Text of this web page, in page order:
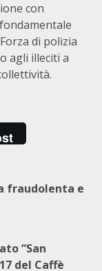
con
di polizia
agli illeciti a
fraudolenta e
“San
del Caffè